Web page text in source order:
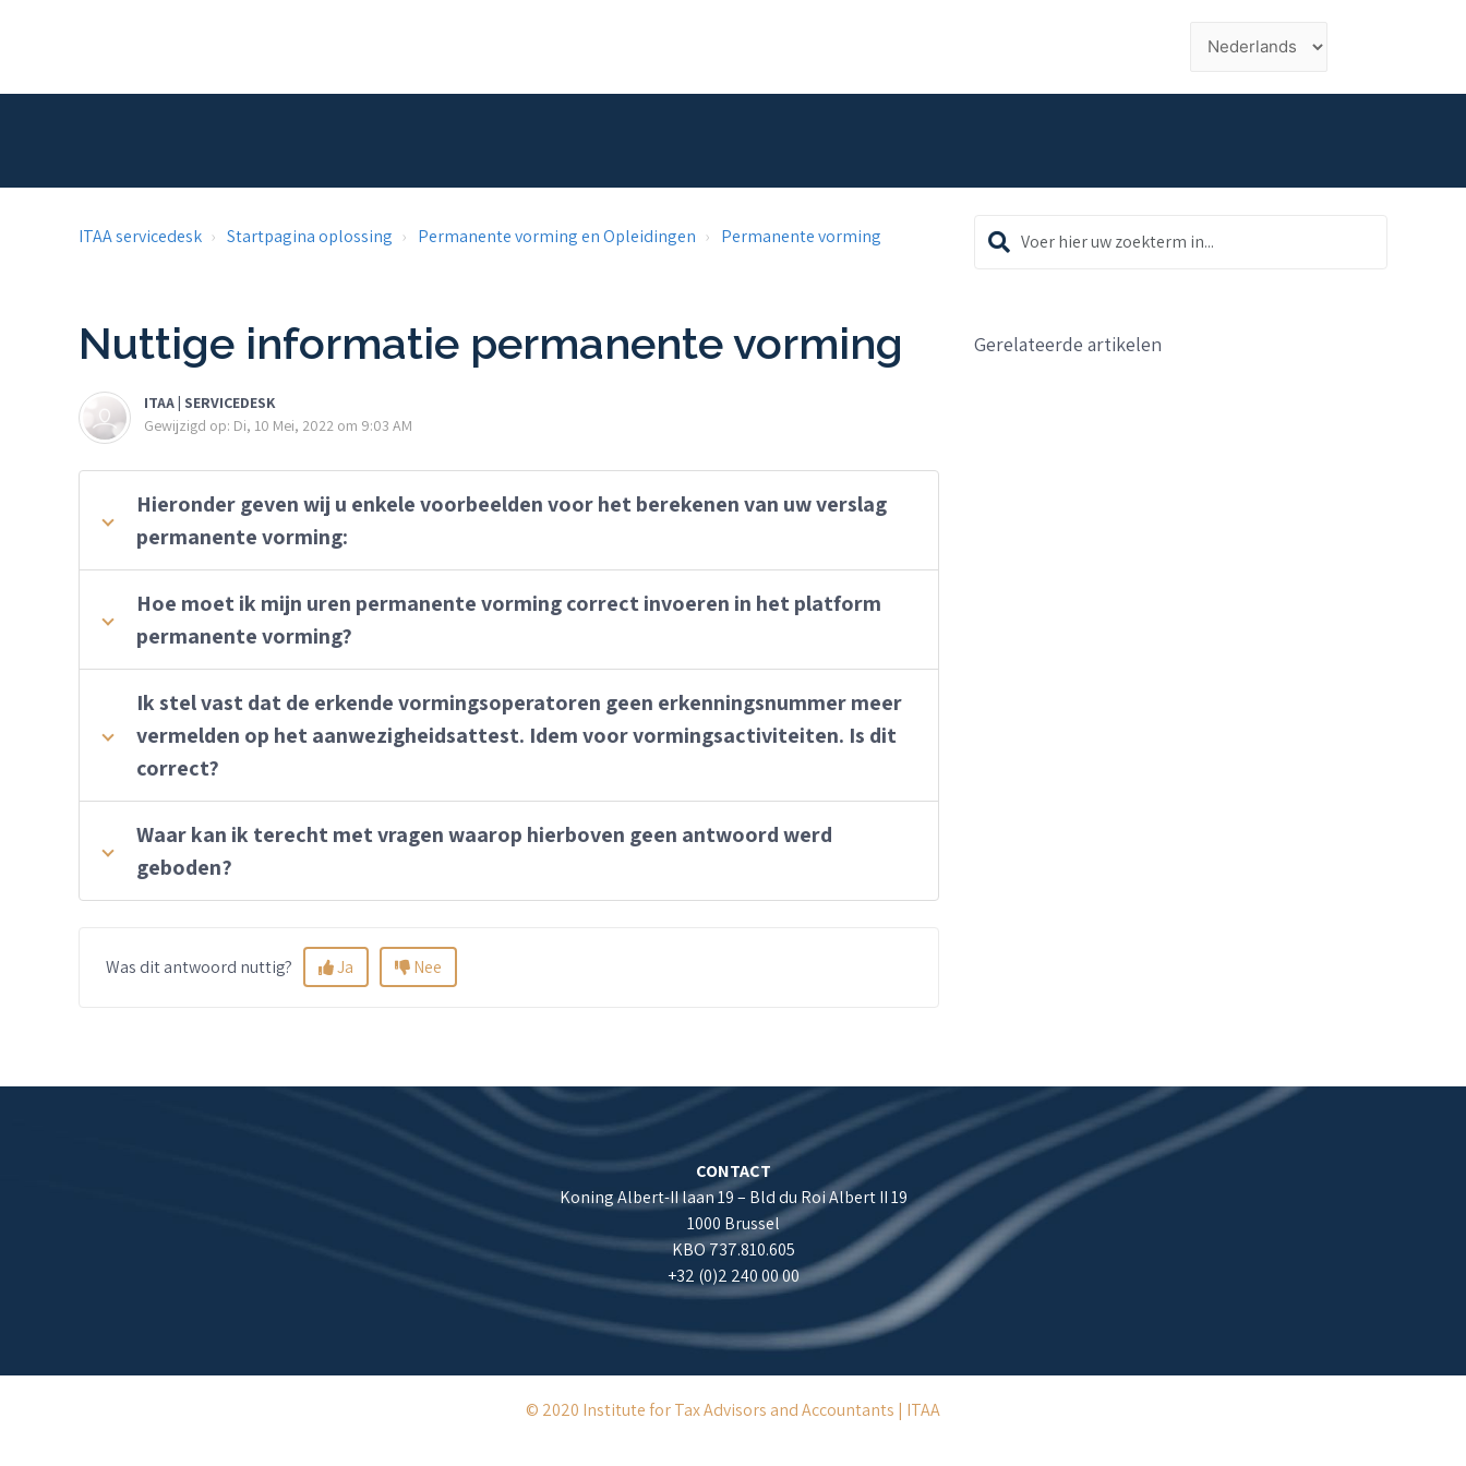
ITAA servicedesk Startpagina oplossing Permanente vorming en Opleidingen Permanente vorming
Nuttige informatie permanente vorming
ITAA | SERVICEDESK
Gewijzigd op: Di, 10 Mei, 2022 om 9:03 AM
Hieronder geven wij u enkele voorbeelden voor het berekenen van uw verslag
permanente vorming:
Hoe moet ik mijn uren permanente vorming correct invoeren in het platform
permanente vorming?
Ik stel vast dat de erkende vormingsoperatoren geen erkenningsnummer meer
vermelden op het aanwezigheidsattest. Idem voor vormingsactiviteiten. Is dit
correct?
Waar kan ik terecht met vragen waarop hierboven geen antwoord werd
geboden?
Was dit antwoord nuttig? Ja Nee
Gerelateerde artikelen
CONTACT
Koning Albert-II laan 19 – Bld du Roi Albert II 19
1000 Brussel
KBO 737.810.605
+32 (0)2 240 00 00
© 2020 Institute for Tax Advisors and Accountants | ITAA